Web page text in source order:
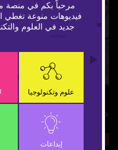
ملتقى الدراما
ثقافة ومجتمع
مرحباً بكم في منصة
فيديوهات منوعة تغطي
جديد في العلوم
علوم وتكنولوجيا
إبداعات